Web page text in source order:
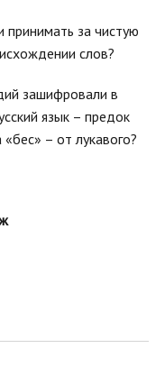
принимать за чистую
слов?
зашифровали в
язык – предок
– от лукавого?